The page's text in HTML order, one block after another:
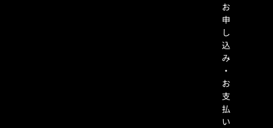
お
申
し
込
み
・
お
支
払
い